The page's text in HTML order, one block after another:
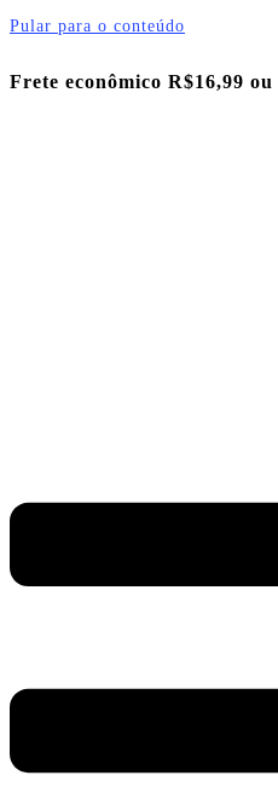
Pular para o conteúdo
Frete econômico R$16,99 ou